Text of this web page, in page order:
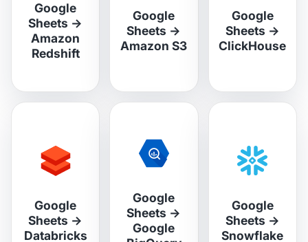
Google
Sheets →
Amazon
Redshift
Google
Sheets →
Amazon S3
Google
Sheets →
ClickHouse
Google
Sheets →
Databricks
Google
Sheets →
Google
Google
Sheets →
Snowflake